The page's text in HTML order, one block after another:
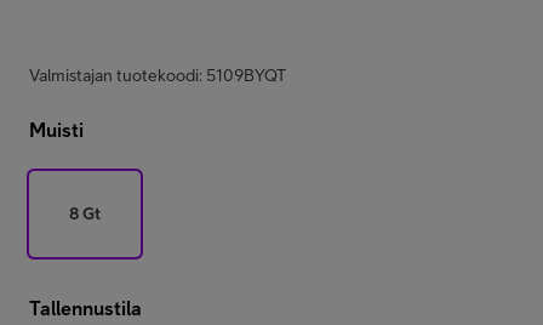
Valmistajan tuotekoodi: 5109BYQT
Muisti
8 Gt
Tallennustila